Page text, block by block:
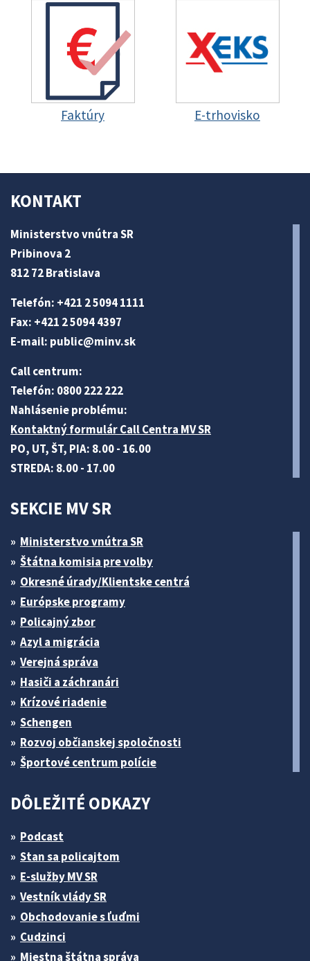
Faktúry E-trhovisko
KONTAKT
Ministerstvo vnútra SR
Pribinova 2
812 72 Bratislava
Telefón: +421 2 5094 1111
Fax: +421 2 5094 4397
E-mail: public@minv.sk
Call centrum:
Telefón: 0800 222 222
Nahlásenie problému:
Kontaktný formulár Call Centra MV SR
PO, UT, ŠT, PIA: 8.00 - 16.00
STREDA: 8.00 - 17.00
SEKCIE MV SR
Ministerstvo vnútra SR
Štátna komisia pre volby
Okresné úrady/Klientske centrá
Európske programy
Policajný zbor
Azyl a migrácia
Verejná správa
Hasiči a záchranári
Krízové riadenie
Schengen
Rozvoj občianskej spoločnosti
Športové centrum polície
DÔLEŽITÉ ODKAZY
Podcast
Stan sa policajtom
E-služby MV SR
Vestník vlády SR
Obchodovanie s ľuďmi
Cudzinci
Miestna štátna správa